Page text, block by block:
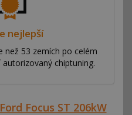
nejlepší
než 53 zemích po celém
chiptuning.
Focus ST 206kW